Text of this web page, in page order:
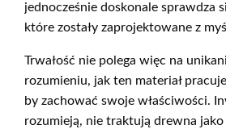
jednocześnie doskonale sprawdza
które zostały zaprojektowane z
Trwałość nie polega więc na
rozumieniu, jak ten materiał
by zachować swoje właściwości.
rozumieją, nie traktują drewna jako